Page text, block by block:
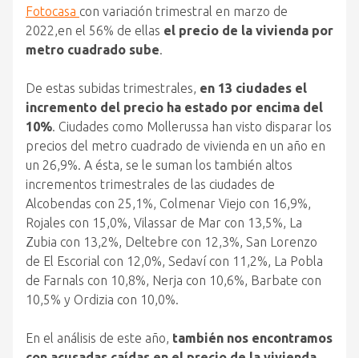
Fotocasa con variación trimestral en marzo de
2022,en el 56% de ellas el precio de la vivienda por
metro cuadrado sube.
De estas subidas trimestrales, en 13 ciudades el
incremento del precio ha estado por encima del
10%. Ciudades como Mollerussa han visto disparar los
precios del metro cuadrado de vivienda en un año en
un 26,9%. A ésta, se le suman los también altos
incrementos trimestrales de las ciudades de
Alcobendas con 25,1%, Colmenar Viejo con 16,9%,
Rojales con 15,0%, Vilassar de Mar con 13,5%, La
Zubia con 13,2%, Deltebre con 12,3%, San Lorenzo
de El Escorial con 12,0%, Sedaví con 11,2%, La Pobla
de Farnals con 10,8%, Nerja con 10,6%, Barbate con
10,5% y Ordizia con 10,0%.
En el análisis de este año, también nos encontramos